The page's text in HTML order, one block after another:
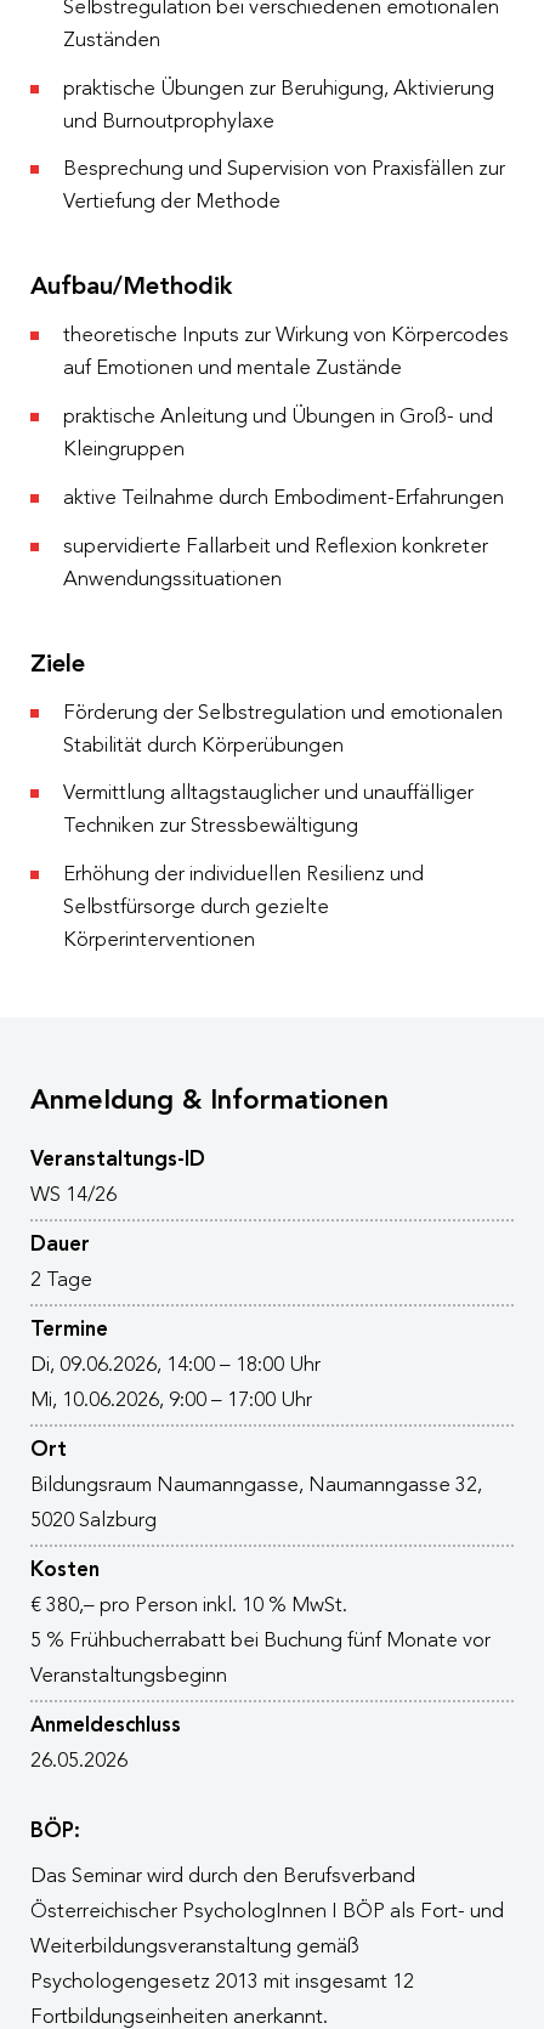
Selbstregulation bei verschiedenen emotionalen
Zuständen
praktische Übungen zur Beruhigung, Aktivierung
und Burnoutprophylaxe
Besprechung und Supervision von Praxisfällen zur
Vertiefung der Methode
Aufbau/Methodik
theoretische Inputs zur Wirkung von Körpercodes
auf Emotionen und mentale Zustände
praktische Anleitung und Übungen in Groß- und
Kleingruppen
aktive Teilnahme durch Embodiment-Erfahrungen
supervidierte Fallarbeit und Reflexion konkreter
Anwendungssituationen
Ziele
Förderung der Selbstregulation und emotionalen
Stabilität durch Körperübungen
Vermittlung alltagstauglicher und unauffälliger
Techniken zur Stressbewältigung
Erhöhung der individuellen Resilienz und
Selbstfürsorge durch gezielte
Körperinterventionen
Anmeldung & Informationen
Veranstaltungs-ID
WS 14/26
Dauer
2 Tage
Termine
Di, 09.06.2026, 14:00 – 18:00 Uhr
Mi, 10.06.2026, 9:00 – 17:00 Uhr
Ort
Bildungsraum Naumanngasse, Naumanngasse 32,
5020 Salzburg
Kosten
€ 380,– pro Person inkl. 10 % MwSt.
5 % Frühbucherrabatt bei Buchung fünf Monate vor
Veranstaltungsbeginn
Anmeldeschluss
26.05.2026
BÖP:
Das Seminar wird durch den Berufsverband
Österreichischer PsychologInnen I BÖP als Fort- und
Weiterbildungsveranstaltung gemäß
Psychologengesetz 2013 mit insgesamt 12
Fortbildungseinheiten anerkannt.